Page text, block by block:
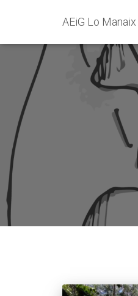
AEiG Lo Manaix